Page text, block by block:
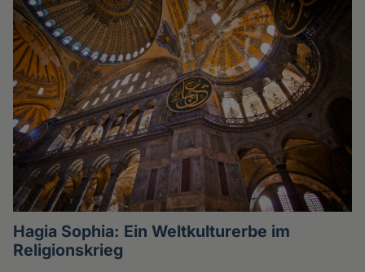
Hagia Sophia: Ein Weltkulturerbe im
Religionskrieg